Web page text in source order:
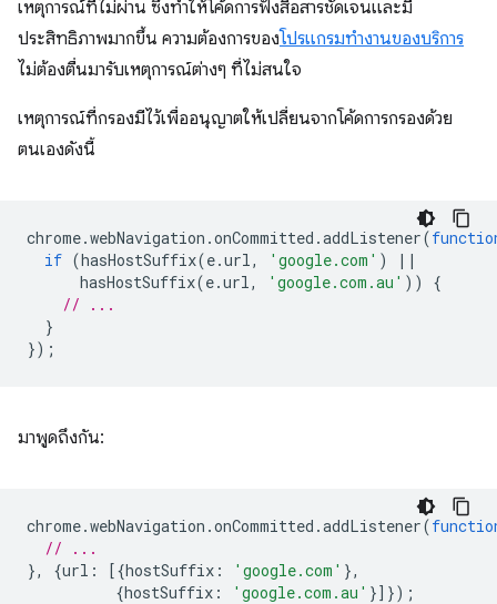
เหตุการณ์ที่ไม่ผ่าน ซึ่งทำให้โค้ดการฟังสื่อสารชัดเจนและมี
ประสิทธิภาพมากขึ้น ความต้องการของโปรแกรมทำงานของบริการ
ไม่ต้องตื่นมารับเหตุการณ์ต่างๆ ที่ไม่สนใจ
เหตุการณ์ที่กรองมีไว้เพื่ออนุญาตให้เปลี่ยนจากโค้ดการกรองด้วย
ตนเองดังนี้
chrome.webNavigation .onCommitted .addListener(
if (hasHostSuffix(e.url, 'google.com' )
||
hasHostSuffix(e.url, 'google.com.au' ))
{
// ...
}
});
มาพูดถึงกัน:
chrome.webNavigation .onCommitted .addListener(
// ...
},
{url : [{hostSuffix : 'google.com' },
{hostSuffix : 'google.com.au' }]});